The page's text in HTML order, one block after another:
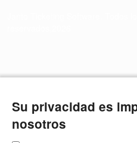
Su privacidad es
nosotros